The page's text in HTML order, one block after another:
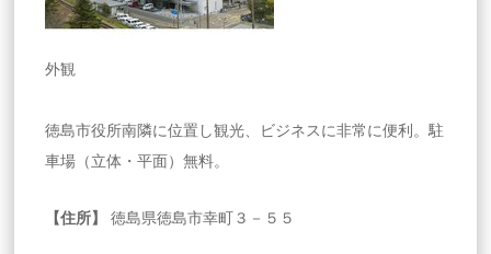
外観
徳島市役所南隣に位置し観光、ビジネスに非常に便利。駐
車場（立体・平面）無料。
【住所】 徳島県徳島市幸町３－５５